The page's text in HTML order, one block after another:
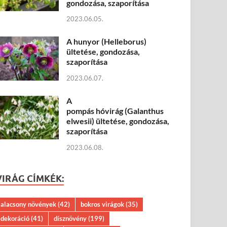
gondozása, szaporítása
2023.06.05.
A hunyor (Helleborus)
ültetése, gondozása,
szaporítása
2023.06.07.
A
pompás hóvirág (Galanthus
elwesii) ültetése, gondozása,
szaporítása
2023.06.08.
CÍMKÉK:
alacsony növények(42) bokros virágok(35)
dekoráció(41) dísznövény(199)